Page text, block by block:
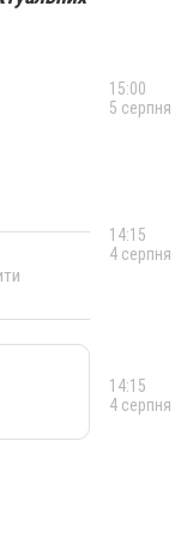
15:00
5 серпня
14:15
4 серпня
14:15
4 серпня